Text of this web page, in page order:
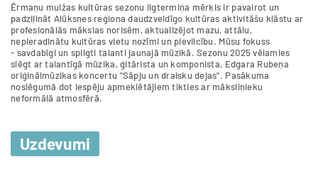
Ērmaņu muižas kultūras sezonu ilgtermiņa mērķis ir pavairot un
padziļināt Alūksnes reģiona daudzveidīgo kultūras aktivitāšu klāstu ar
profesionālās mākslas norisēm, aktualizējot mazu, attālu,
nepieradinātu kultūras vietu nozīmi un pievilcību. Mūsu fokuss
- savdabīgi un spilgti talanti jaunajā mūzikā. Sezonu 2025 vēlamies
slēgt ar talantīgā mūziķa, ģitārista un komponista, Edgara Rubeņa
oriģinālmūzikas koncertu "Sāpju un draisku dejas". Pasākuma
noslēgumā dot iespēju apmeklētājiem tikties ar mākslinieku
neformālā atmosfērā.
Uzdevumi